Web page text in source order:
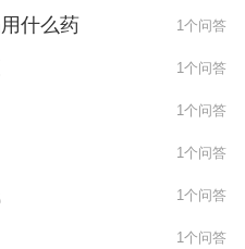
什么药 1个问答
1个问答
1个问答
1个问答
1个问答
1个问答